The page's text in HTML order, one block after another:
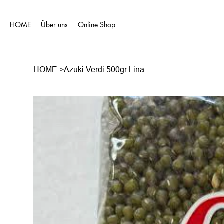
HOME Über uns Online Shop
HOME >Azuki Verdi 500gr Lina